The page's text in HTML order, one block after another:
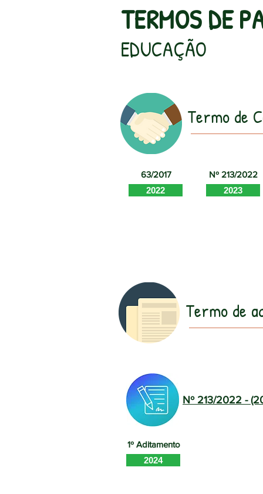
TERMOS DE
EDUCAÇÃO
Termo de
63/2017
2022
Nº 213/2022
2023
Termo de
Nº 213/2022 -
1º Aditamento
2024